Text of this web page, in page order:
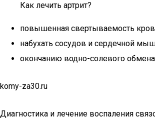
Как лечить артрит?
повышенная свертываемость
набухать сосудов и сердечной
окончанию водно-солевого
komy-za30.ru
Диагностика и лечение воспаления